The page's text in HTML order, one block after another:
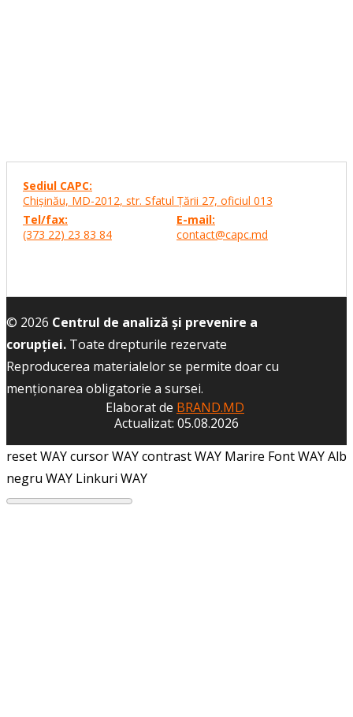
Sediul CAPC:
Chişinău, MD-2012, str. Sfatul Ţării 27, oficiul 013
Tel/fax:
(373 22) 23 83 84
E-mail:
contact@capc.md
© 2026 Centrul de analiză și prevenire a
corupției. Toate drepturile rezervate
Reproducerea materialelor se permite doar cu
menţionarea obligatorie a sursei.
Elaborat de BRAND.MD
Actualizat: 05.08.2026
reset WAYcursor WAYcontrast WAY Marire Font WAYAlb
negru WAY Linkuri WAY